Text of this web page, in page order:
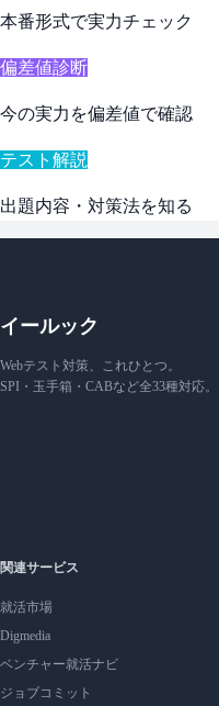
本番形式で実力チェック
偏差値診断
今の実力を偏差値で確認
テスト解説
出題内容・対策法を知る
イールック
Webテスト対策、これひとつ。
SPI・玉手箱・CABなど全33種対応。
関連サービス
就活市場
Digmedia
ベンチャー就活ナビ
ジョブコミット